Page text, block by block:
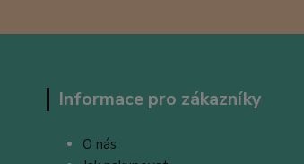
Informace pro zákazníky
O nás